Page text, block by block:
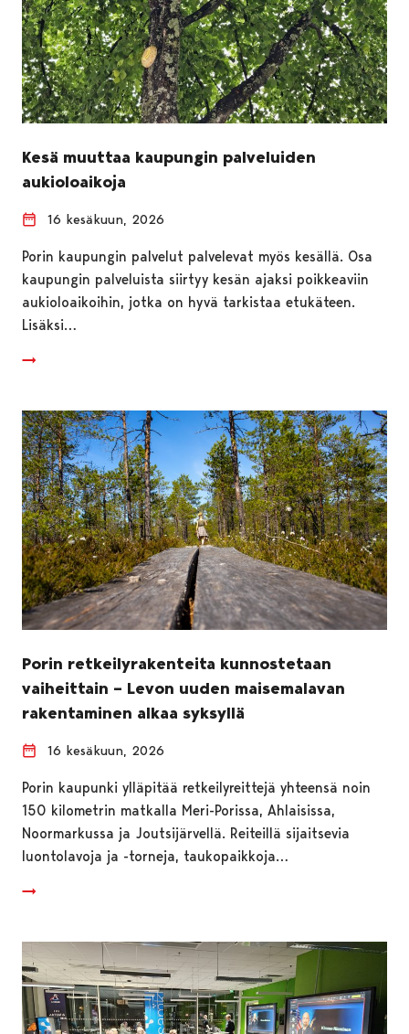
Kesä muuttaa kaupungin palveluiden
aukioloaikoja
16 kesäkuun, 2026
Porin kaupungin palvelut palvelevat myös kesällä. Osa
kaupungin palveluista siirtyy kesän ajaksi poikkeaviin
aukioloaikoihin, jotka on hyvä tarkistaa etukäteen.
Lisäksi…
Porin retkeilyrakenteita kunnostetaan
vaiheittain – Levon uuden maisemalavan
rakentaminen alkaa syksyllä
16 kesäkuun, 2026
Porin kaupunki ylläpitää retkeilyreittejä yhteensä noin
150 kilometrin matkalla Meri-Porissa, Ahlaisissa,
Noormarkussa ja Joutsijärvellä. Reiteillä sijaitsevia
luontolavoja ja -torneja, taukopaikkoja…